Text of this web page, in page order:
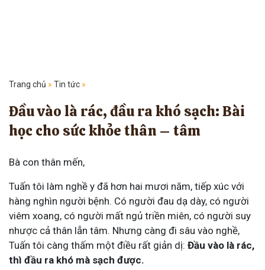
Trang chủ » Tin tức »
Đầu vào là rác, đầu ra khó sạch: Bài
học cho sức khỏe thân – tâm
Bà con thân mến,
Tuấn tôi làm nghề y đã hơn hai mươi năm, tiếp xúc với
hàng nghìn người bệnh. Có người đau dạ dày, có người
viêm xoang, có người mất ngủ triền miên, có người suy
nhược cả thân lẫn tâm. Nhưng càng đi sâu vào nghề,
Tuấn tôi càng thấm một điều rất giản dị: Đầu vào là rác,
thì đầu ra khó mà sạch được.